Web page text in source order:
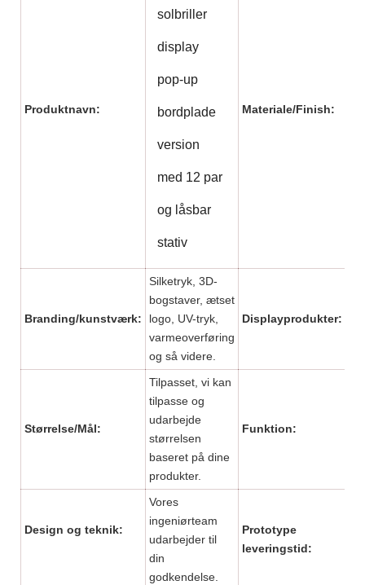
Produktnavn:
solbriller
display
pop-up
bordplade
version
med 12 par
og låsbar
stativ
Materiale/Finish:
Branding/kunstværk:
Silketryk, 3D-
bogstaver, ætset
logo, UV-tryk,
varmeoverføring
og så videre.
Displayprodukter:
Størrelse/Mål:
Tilpasset, vi kan
tilpasse og
udarbejde
størrelsen
baseret på dine
produkter.
Funktion:
Design og teknik:
Vores
ingeniørteam
udarbejder til
din
godkendelse.
Prototype
leveringstid: